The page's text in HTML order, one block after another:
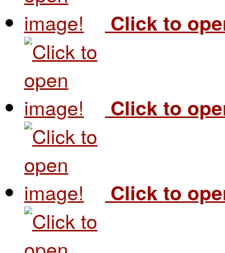
Click to
Click to
Click to